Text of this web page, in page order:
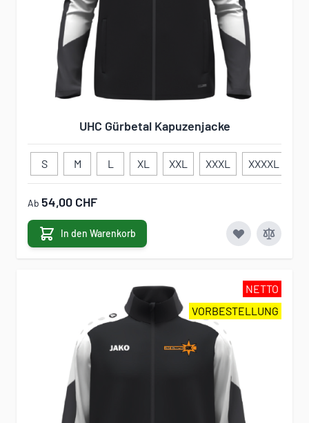
UHC Gürbetal Kapuzenjacke
S M L XL XXL XXXL XXXXL
Ab 54,00 CHF
In den Warenkorb
NETTO
VORBESTELLUNG